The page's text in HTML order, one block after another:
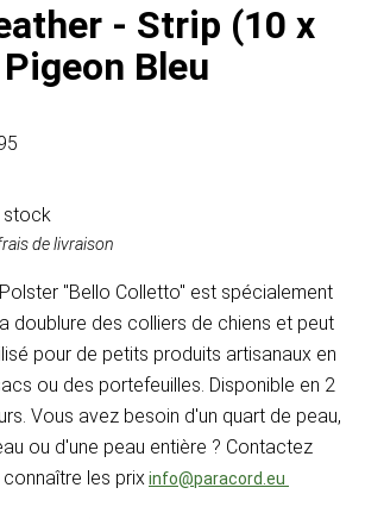
- Strip (10 x
Bleu
stock
de livraison
"Bello Colletto" est spécialement
doublure des colliers de chiens et peut
pour de petits produits artisanaux en
ou des portefeuilles. Disponible en 2
Vous avez besoin d'un quart de peau,
ou d'une peau entière ? Contactez
les prixinfo@paracord.eu